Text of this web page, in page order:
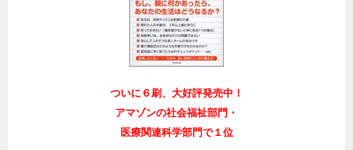
ついに６刷、大好評発売中！
アマゾンの社会福祉部門・
医療関連科学部門で１位